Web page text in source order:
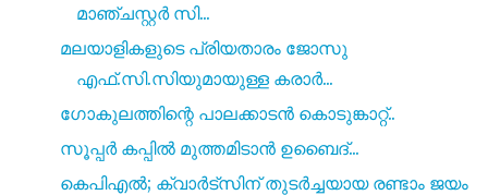
മാഞ്ചസ്റ്റർ സി...
മലയാളികളുടെ പ്രിയതാരം ജോസു
എഫ്.സി.സിയുമായുള്ള കരാർ...
ഗോകുലത്തിന്റെ പാലക്കാടൻ കൊടുങ്കാറ്റ്..
സൂപ്പർ കപ്പിൽ മുത്തമിടാൻ ഉബൈദ്...
കെപിഎൽ; ക്വാർട്സിന് തുടർച്ചയായ രണ്ടാം ജയം